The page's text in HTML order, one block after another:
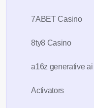
7ABET Casino
8ty8 Casino
a16z generative ai
Activators